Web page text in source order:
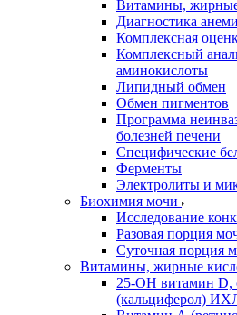
Витамины,
Диагностика
Комплексная
Комплексный
аминокислоты
Липидный обмен
Обмен пигментов
Программа
болезней печени
Специфические
Ферменты
Электролиты и
Биохимия мочи
Исследование
Разовая порция
Суточная порция
Витамины, жирные
25-OH витамин
(кальциферол)